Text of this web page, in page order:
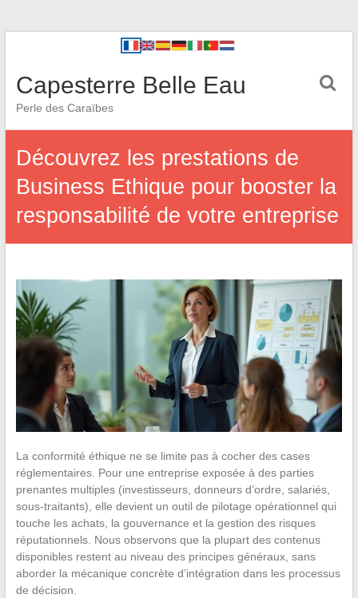
Capesterre Belle Eau
Perle des Caraïbes
Découvrez les prestations de
Business Ethique pour booster la
responsabilité de votre entreprise
La conformité éthique ne se limite pas à cocher des cases
réglementaires. Pour une entreprise exposée à des parties
prenantes multiples (investisseurs, donneurs d’ordre, salariés,
sous-traitants), elle devient un outil de pilotage opérationnel qui
touche les achats, la gouvernance et la gestion des risques
réputationnels. Nous observons que la plupart des contenus
disponibles restent au niveau des principes généraux, sans
aborder la mécanique concrète d’intégration dans les processus
de décision.